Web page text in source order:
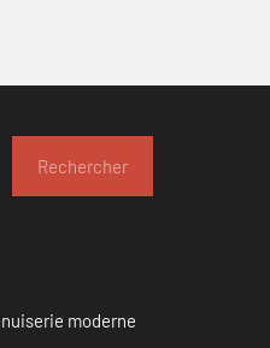
Rechercher
moderne